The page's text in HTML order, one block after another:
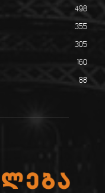
498
355
305
160
88